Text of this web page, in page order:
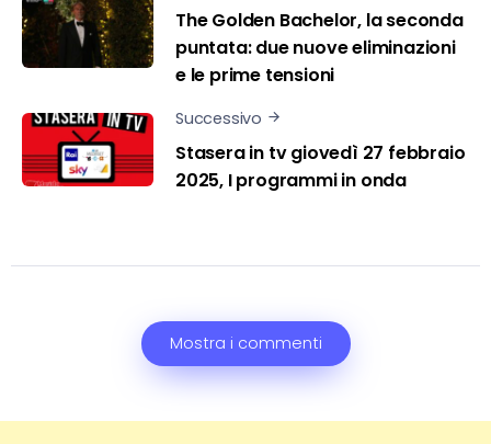
The Golden Bachelor, la seconda
puntata: due nuove eliminazioni
e le prime tensioni
Successivo
Stasera in tv giovedì 27 febbraio
2025, I programmi in onda
Mostra i commenti